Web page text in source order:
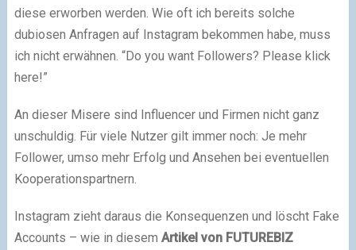
diese erworben werden. Wie oft ich bereits solche
dubiosen Anfragen auf Instagram bekommen habe, muss
ich nicht erwähnen. “Do you want Followers? Please klick
here!”
An dieser Misere sind Influencer und Firmen nicht ganz
unschuldig. Für viele Nutzer gilt immer noch: Je mehr
Follower, umso mehr Erfolg und Ansehen bei eventuellen
Kooperationspartnern.
Instagram zieht daraus die Konsequenzen und löscht Fake
Accounts – wie in diesem Artikel von FUTUREBIZ